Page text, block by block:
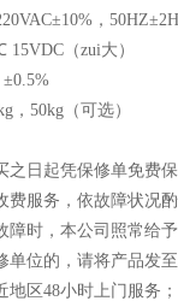
，
（zui大）
，50kg（可选）
之日起凭保修单免费
费服务，依故障状况
时，本公司照常给予
单位的，请将产品发
区48小时上门服务；